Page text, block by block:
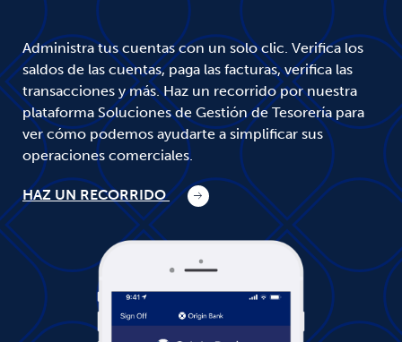
Administra tus cuentas con un solo clic. Verifica los
saldos de las cuentas, paga las facturas, verifica las
transacciones y más. Haz un recorrido por nuestra
plataforma Soluciones de Gestión de Tesorería para
ver cómo podemos ayudarte a simplificar sus
operaciones comerciales.
HAZ UN RECORRIDO